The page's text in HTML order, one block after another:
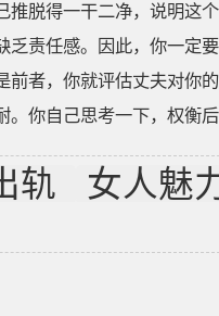
推脱得一干二净，说明这
乏责任感。因此，你一定
前者，你就评估丈夫对你
。你自己思考一下，权衡
轨 女人魅